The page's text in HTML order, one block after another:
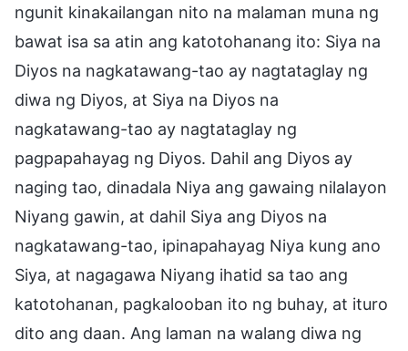
ngunit kinakailangan nito na malaman muna ng
bawat isa sa atin ang katotohanang ito: Siya na
Diyos na nagkatawang-tao ay nagtataglay ng
diwa ng Diyos, at Siya na Diyos na
nagkatawang-tao ay nagtataglay ng
pagpapahayag ng Diyos. Dahil ang Diyos ay
naging tao, dinadala Niya ang gawaing nilalayon
Niyang gawin, at dahil Siya ang Diyos na
nagkatawang-tao, ipinapahayag Niya kung ano
Siya, at nagagawa Niyang ihatid sa tao ang
katotohanan, pagkalooban ito ng buhay, at ituro
dito ang daan. Ang laman na walang diwa ng